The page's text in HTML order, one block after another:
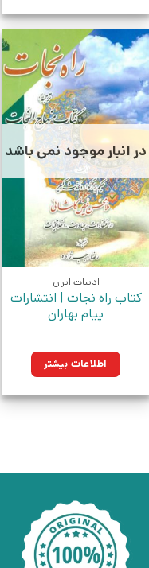
در انبار موجود نمی باشد
ادبیات ایران
کتاب راه نجات | انتشارات
پیام بهاران
اطلاعات بیشتر